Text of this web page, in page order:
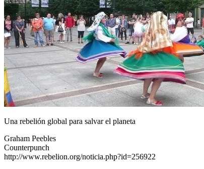
Una rebelión global para salvar el planeta
Graham Peebles
Counterpunch
http://www.rebelion.org/noticia.php?id=256922